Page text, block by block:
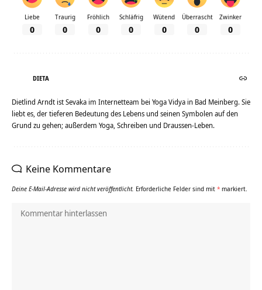
Liebe
0
Traurig
0
Fröhlich
0
Schläfrig
0
Wütend
0
Überrascht
0
Zwinker
0
DIETA
Dietlind Arndt ist Sevaka im Internetteam bei Yoga Vidya in Bad Meinberg. Sie
liebt es, der tieferen Bedeutung des Lebens und seinen Symbolen auf den
Grund zu gehen; außerdem Yoga, Schreiben und Draussen-Leben.
Keine Kommentare
Deine E-Mail-Adresse wird nicht veröffentlicht. Erforderliche Felder sind mit * markiert.